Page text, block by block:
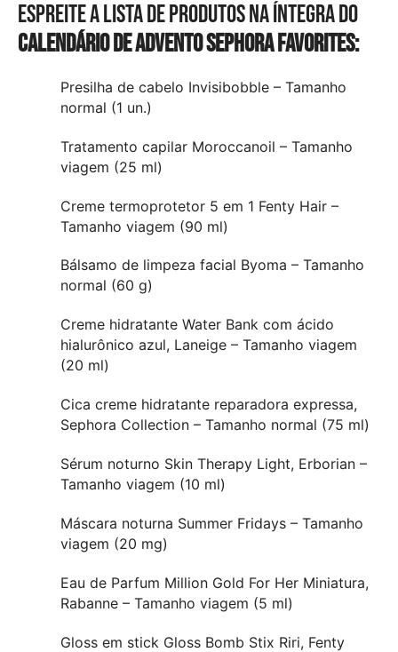
Espreite a lista de produtos na íntegra do
Calendário de Advento Sephora Favorites:
Presilha de cabelo Invisibobble – Tamanho
normal (1 un.)
Tratamento capilar Moroccanoil – Tamanho
viagem (25 ml)
Creme termoprotetor 5 em 1 Fenty Hair –
Tamanho viagem (90 ml)
Bálsamo de limpeza facial Byoma – Tamanho
normal (60 g)
Creme hidratante Water Bank com ácido
hialurônico azul, Laneige – Tamanho viagem
(20 ml)
Cica creme hidratante reparadora expressa,
Sephora Collection – Tamanho normal (75 ml)
Sérum noturno Skin Therapy Light, Erborian –
Tamanho viagem (10 ml)
Máscara noturna Summer Fridays – Tamanho
viagem (20 mg)
Eau de Parfum Million Gold For Her Miniatura,
Rabanne – Tamanho viagem (5 ml)
Gloss em stick Gloss Bomb Stix Riri, Fenty